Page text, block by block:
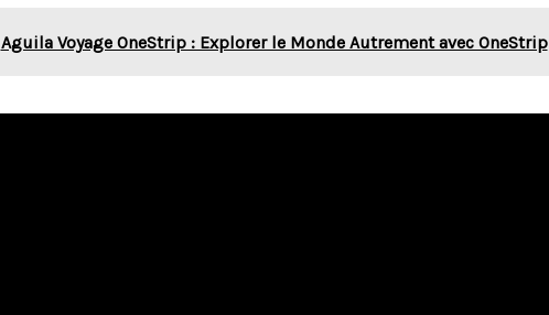
Aguila Voyage OneStrip : Explorer le Monde Autrement avec OneStrip